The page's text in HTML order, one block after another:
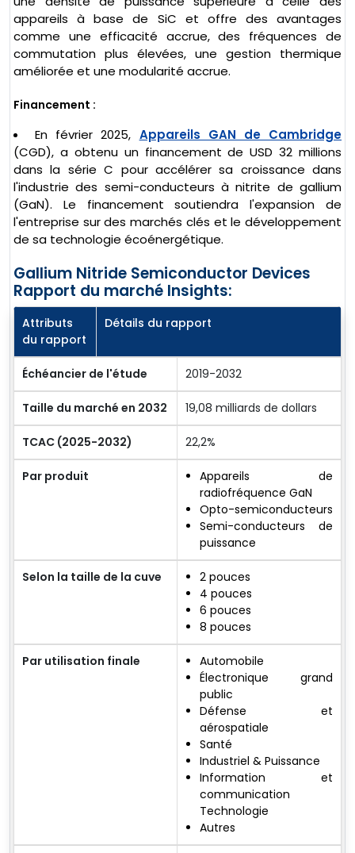
appareils à base de SiC et offre des avantages
comme une efficacité accrue, des fréquences de
commutation plus élevées, une gestion thermique
améliorée et une modularité accrue.
Financement :
En février 2025, Appareils GAN de Cambridge
(CGD), a obtenu un financement de USD 32 millions
dans la série C pour accélérer sa croissance dans
l'industrie des semi-conducteurs à nitrite de gallium
(GaN). Le financement soutiendra l'expansion de
l'entreprise sur des marchés clés et le développement
de sa technologie écoénergétique.
Gallium Nitride Semiconductor Devices
Rapport du marché Insights:
Attributs
du rapport
Détails du rapport
Échéancier de l'étude 2019-2032
Taille du marché en 2032 19,08 milliards de dollars
TCAC (2025-2032) 22,2%
Par produit
Appareils de
radiofréquence GaN
Opto-semiconducteurs
Semi-conducteurs de
puissance
Selon la taille de la cuve
2 pouces
4 pouces
6 pouces
8 pouces
Par utilisation finale
Automobile
Électronique grand
public
Défense et
aérospatiale
Santé
Industriel & Puissance
Information et
communication
Technologie
Autres